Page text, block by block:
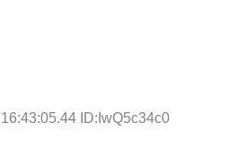
ID:IwQ5c34c0